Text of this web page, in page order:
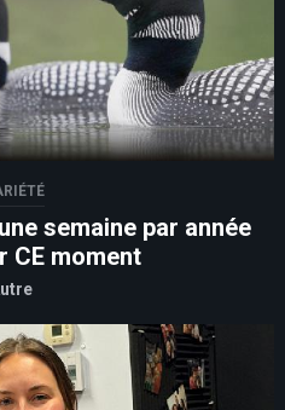
semaine par année
CE moment